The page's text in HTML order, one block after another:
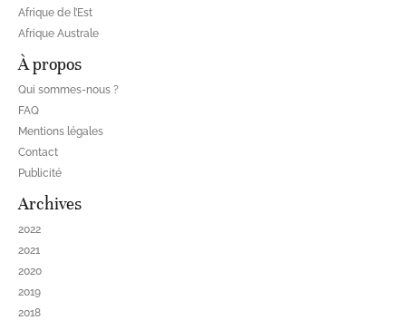
Afrique de l’Est
Afrique Australe
À propos
Qui sommes-nous ?
FAQ
Mentions légales
Contact
Publicité
Archives
2022
2021
2020
2019
2018